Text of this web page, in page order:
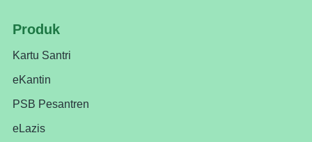
Produk
Kartu Santri
eKantin
PSB Pesantren
eLazis